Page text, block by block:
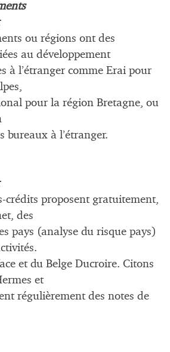
ou régions ont des
au développement
à l’étranger comme Erai pour
pour la région Bretagne, ou
bureaux à l’étranger.
crédits proposent gratuitement,
des
pays (analyse du risque pays)
et du Belge Ducroire. Citons
et
régulièrement des notes de